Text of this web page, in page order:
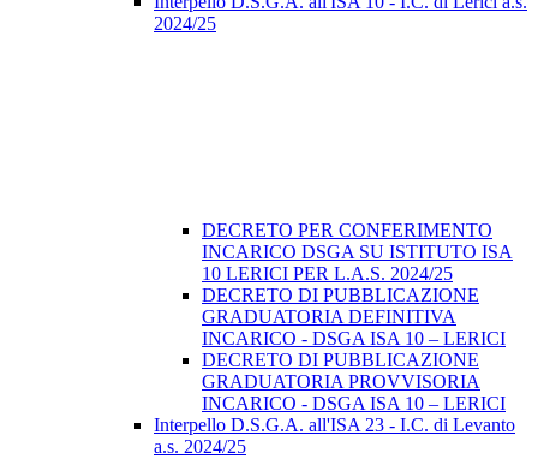
2024/25
DECRETO PER CONFERIMENTO
INCARICO DSGA SU ISTITUTO ISA
10 LERICI PER L.A.S. 2024/25
DECRETO DI PUBBLICAZIONE
GRADUATORIA DEFINITIVA
INCARICO - DSGA ISA 10 – LERICI
DECRETO DI PUBBLICAZIONE
GRADUATORIA PROVVISORIA
INCARICO - DSGA ISA 10 – LERICI
Interpello D.S.G.A. all'ISA 23 - I.C. di Levanto
a.s. 2024/25